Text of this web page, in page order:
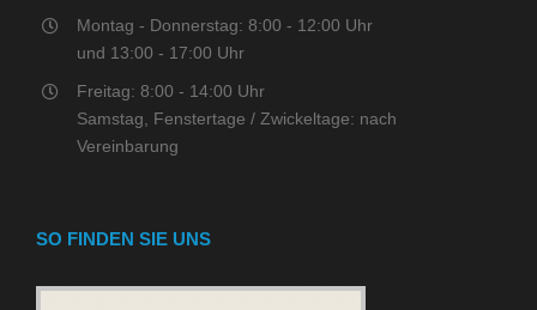
Montag - Donnerstag: 8:00 - 12:00 Uhr
und 13:00 - 17:00 Uhr
Freitag: 8:00 - 14:00 Uhr
Samstag, Fenstertage / Zwickeltage: nach
Vereinbarung
SO FINDEN SIE UNS